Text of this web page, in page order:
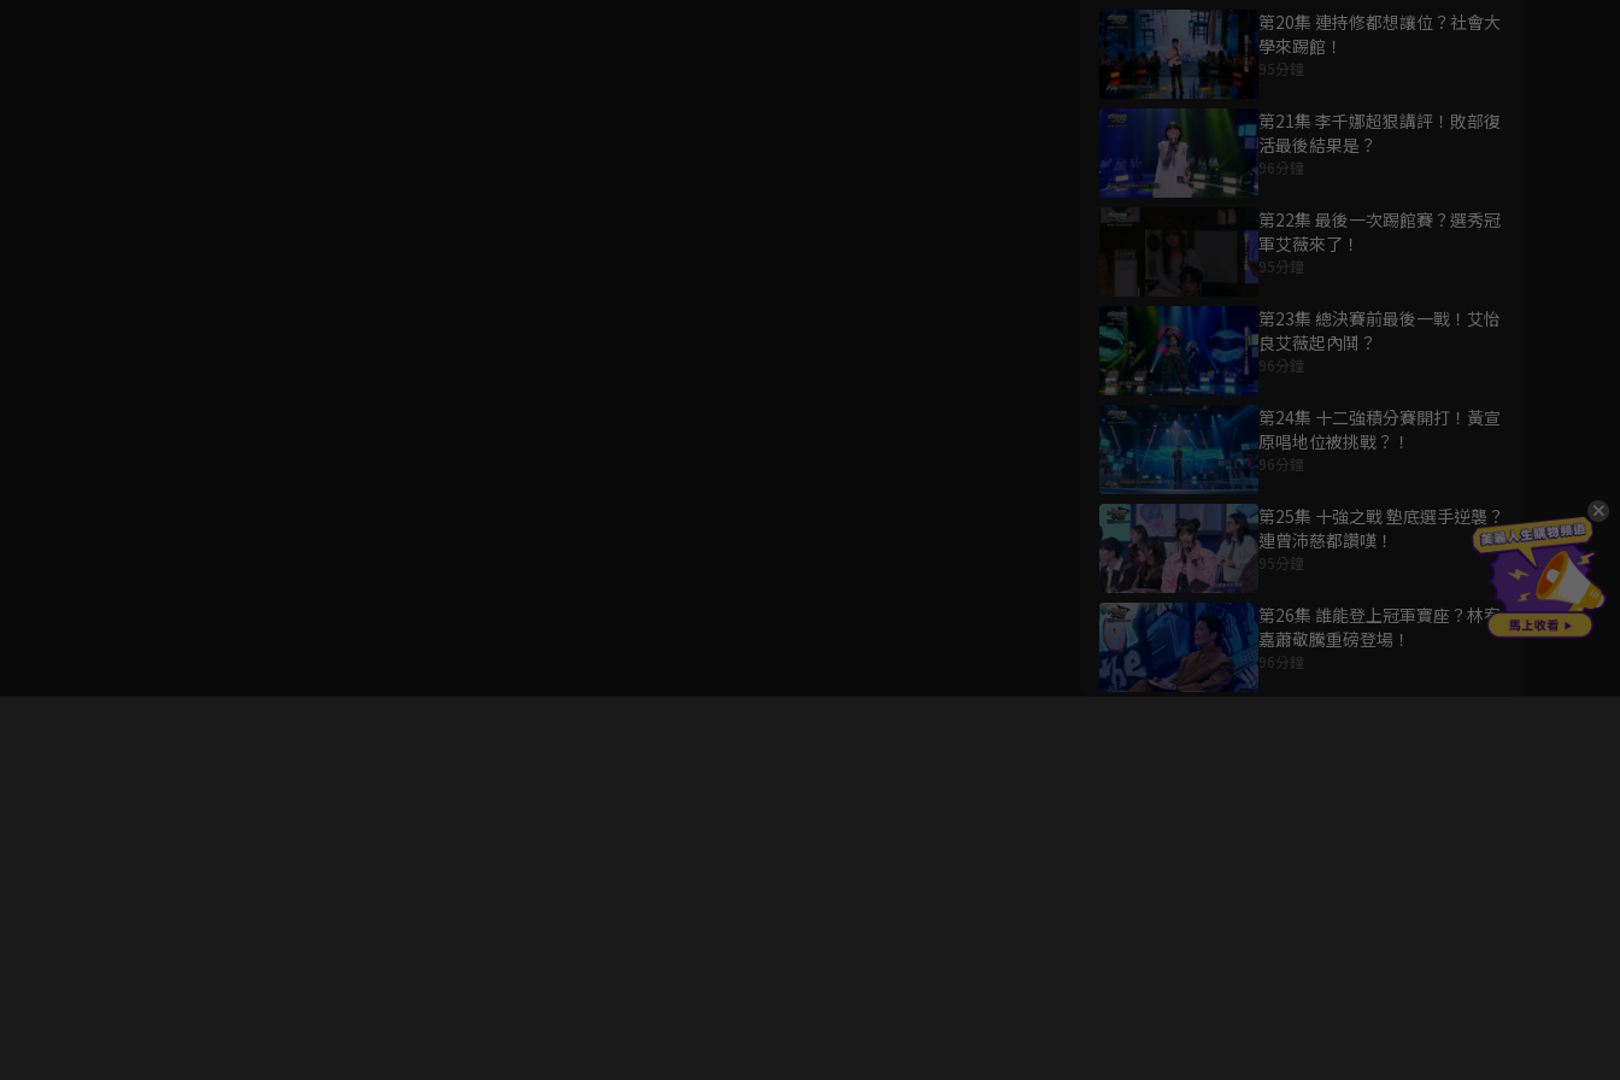
第20集 連持修都想讓位？社會大
學來踢館！
95分鐘
第21集 李千娜超狠講評！敗部復
活最後結果是？
96分鐘
第22集 最後一次踢館賽？選秀冠
軍艾薇來了！
95分鐘
第23集 總決賽前最後一戰！艾怡
良艾薇起內鬨？
96分鐘
第24集 十二強積分賽開打！黃宣
原唱地位被挑戰？！
96分鐘
第25集 十強之戰 墊底選手逆襲？
連曾沛慈都讚嘆！
95分鐘
第26集 誰能登上冠軍寶座？林宥
嘉蕭敬騰重磅登場！
96分鐘